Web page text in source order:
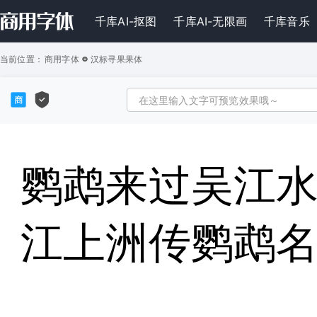
千库AI-抠图 千库AI-无限画 千库音乐
当前位置： 商用字体 汉标寻果果体
鹦鹉来过吴江
江上洲传鹦鹉